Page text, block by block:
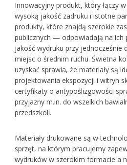
Innowacyjny produkt, który łączy
wysoką jakość zadruku i istotne
produkty, które znajdą szerokie
publicznych — odpowiadają na
jakość wydruku przy jednocześnie
miejsc o średnim ruchu. Świetna
uzyskać sprawia, że materiały są
projektowania ekspozycji i witryn
certyfikaty o antypoślizgowości
przyjazny m.in. do wszelkich
przedszkoli.
Materiały drukowane są w
sprzęt, na którym pracujemy
wydruków w szerokim formacie a